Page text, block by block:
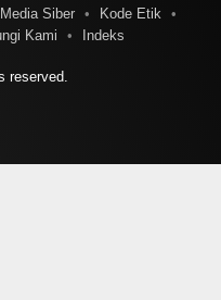
Siber
Kode Etik
Kami Indeks
reserved.